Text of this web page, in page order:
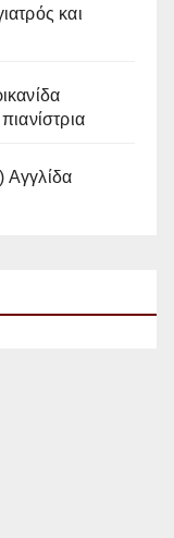
και
Αγγλίδα